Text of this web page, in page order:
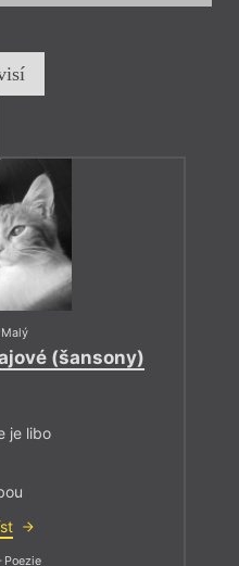
Malý
(šansony)
je libo
Poezie